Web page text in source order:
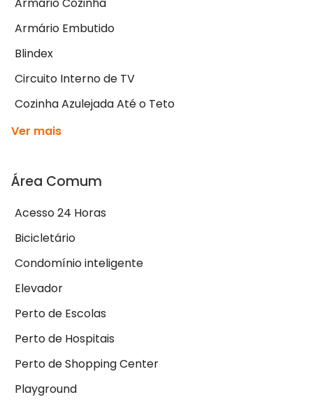
Armário Cozinha
Armário Embutido
Blindex
Circuito Interno de TV
Cozinha Azulejada Até o Teto
Ver mais
Área Comum
Acesso 24 Horas
Bicicletário
Condomínio inteligente
Elevador
Perto de Escolas
Perto de Hospitais
Perto de Shopping Center
Playground